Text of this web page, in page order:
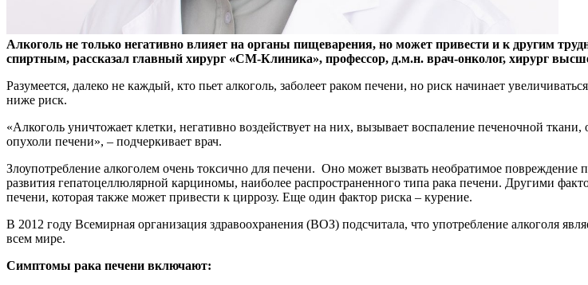
Алкоголь не только негативно влияет на органы пищеварения, но может привести и к другим
спиртным, рассказал главный хирург «СМ-Клиника», профессор, д.м.н. врач-онколог, хирург
Разумеется, далеко не каждый, кто пьет алкоголь, заболеет раком печени, но риск начинает
ниже риск.
«Алкоголь уничтожает клетки, негативно воздействует на них, вызывает воспаление печеночной
опухоли печени», – подчеркивает врач.
Злоупотребление алкоголем очень токсично для печени. Оно может вызвать необратимое
развития гепатоцеллюлярной карциномы, наиболее распространенного типа рака печени. Другими
печени, которая также может привести к циррозу. Еще один фактор риска – курение.
В 2012 году Всемирная организация здравоохранения (ВОЗ) подсчитала, что употребление алкоголя
всем мире.
Симптомы рака печени включают: